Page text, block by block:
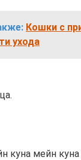
Кошки с
ухода
куна мейн